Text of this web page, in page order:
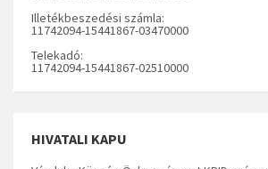
Illetékbeszedési számla:
11742094-15441867-03470000
Telekadó:
11742094-15441867-02510000
HIVATALI KAPU